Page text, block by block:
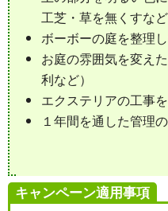
工芝・草を無くすなど
ボーボーの庭を整理
お庭の雰囲気を変え
利など）
エクステリアの工事
１年間を通した管理
キャンペーン適用事項